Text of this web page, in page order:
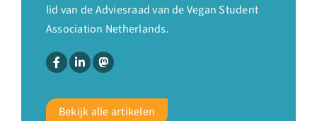
lid van de Adviesraad van de Vegan Student
Association Netherlands.
Bekijk alle artikelen